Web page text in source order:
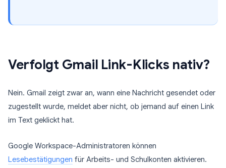
Verfolgt Gmail Link-Klicks nativ?
Nein. Gmail zeigt zwar an, wann eine Nachricht gesendet oder
zugestellt wurde, meldet aber nicht, ob jemand auf einen Link
im Text geklickt hat.
Google Workspace-Administratoren können
Lesebestätigungen für Arbeits- und Schulkonten aktivieren.